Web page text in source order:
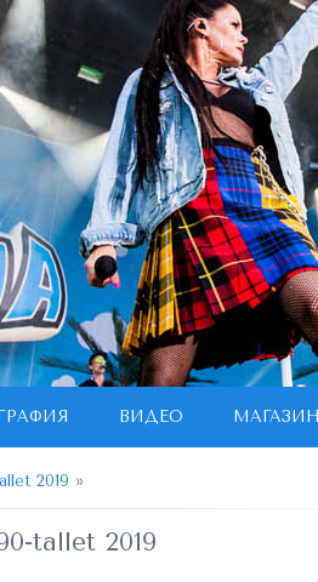
ВИДЕО МАГАЗИН
2019 »
tallet 2019